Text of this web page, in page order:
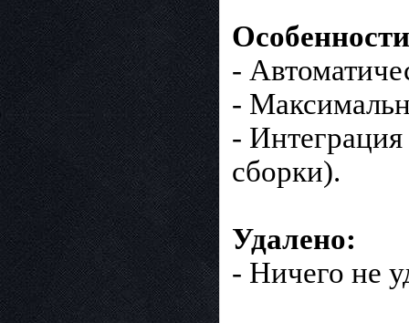
-
-
-
сборки).
Удалено:
- Ничего не